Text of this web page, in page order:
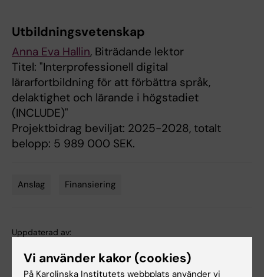
Utbildningsvetenskap
Anna Eva Hallin, Biträdande lektor
Titel: "Interprofessionell digital
lärarfortbildning för att förbättra språk,
delaktighet och lärande i högstadiet
(INCLUDE)"
Projektbidrag beviljat: 2025-2028, totalt
belopp: 5 989 000 SEK.
Anslag Finansiering
Uppdaterad av:
Vi använder kakor (cookies)
På Karolinska Institutets webbplats använder vi